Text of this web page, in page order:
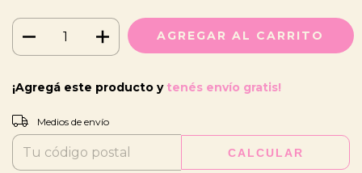
¡Agregá este producto y tenés envío gratis!
Entregas para el CP:
Medios de envío
CALCULAR